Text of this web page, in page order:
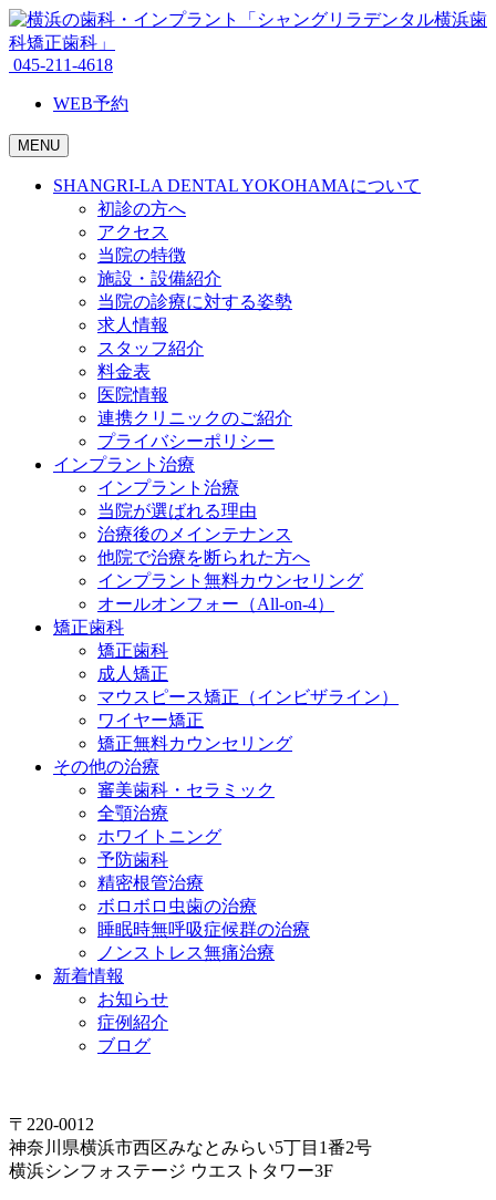
045-211-4618
WEB予約
MENU
SHANGRI-LA DENTAL YOKOHAMAについて
初診の方へ
アクセス
当院の特徴
施設・設備紹介
当院の診療に対する姿勢
求人情報
スタッフ紹介
料金表
医院情報
連携クリニックのご紹介
プライバシーポリシー
インプラント治療
インプラント治療
当院が選ばれる理由
治療後のメインテナンス
他院で治療を断られた方へ
インプラント無料カウンセリング
オールオンフォー（All-on-4）
矯正歯科
矯正歯科
成人矯正
マウスピース矯正（インビザライン）
ワイヤー矯正
矯正無料カウンセリング
その他の治療
審美歯科・セラミック
全顎治療
ホワイトニング
予防歯科
精密根管治療
ボロボロ虫歯の治療
睡眠時無呼吸症候群の治療
ノンストレス無痛治療
新着情報
お知らせ
症例紹介
ブログ
〒220-0012
神奈川県横浜市西区みなとみらい5丁目1番2号
横浜シンフォステージ ウエストタワー3F